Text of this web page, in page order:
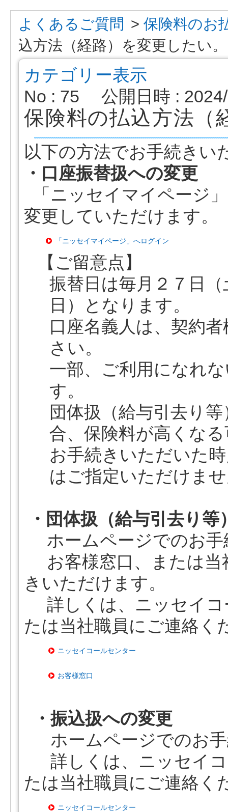
よくあるご質問 > 保険料のお
込方法（経路）を変更したい。
カテゴリー表示
No : 75
公開日時 :
保険料の払込方法（
以下の方法でお手続きい
・口座振替扱への変更
「ニッセイマイページ
変更していただけます。
「ニッセイマイページ」へログイン
【ご留意点】
振替日は毎月２７日
日）となります。
口座名義人は、契約
さい。
一部、ご利用になれ
す。
団体扱（給与引去り
合、保険料が高くな
お手続きいただいた
はご指定いただけま
・団体扱（給与引去り等
ホームページでのお手
お客様窓口、または当
きいただけます。
詳しくは、ニッセイコ
たは当社職員にご連絡く
ニッセイコールセンター
お客様窓口
・振込扱への変更
ホームページでのお手
詳しくは、ニッセイコ
たは当社職員にご連絡く
ニッセイコールセンター